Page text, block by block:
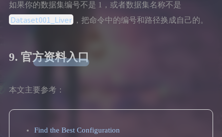
如果你的数据集编号不是 1，或者数据集名称不是
Dataset001_Liver ，把命令中的编号和路径换成自己的。
9. 官方资料入口
本文主要参考：
Find the Best Configuration